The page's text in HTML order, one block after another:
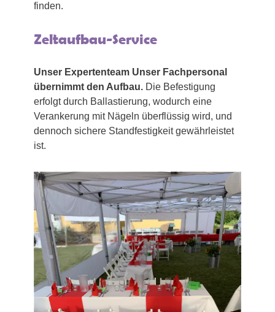
finden.
Zeltaufbau-Service
Unser Expertenteam Unser Fachpersonal
übernimmt den Aufbau. Die Befestigung
erfolgt durch Ballastierung, wodurch eine
Verankerung mit Nägeln überflüssig wird, und
dennoch sichere Standfestigkeit gewährleistet
ist.